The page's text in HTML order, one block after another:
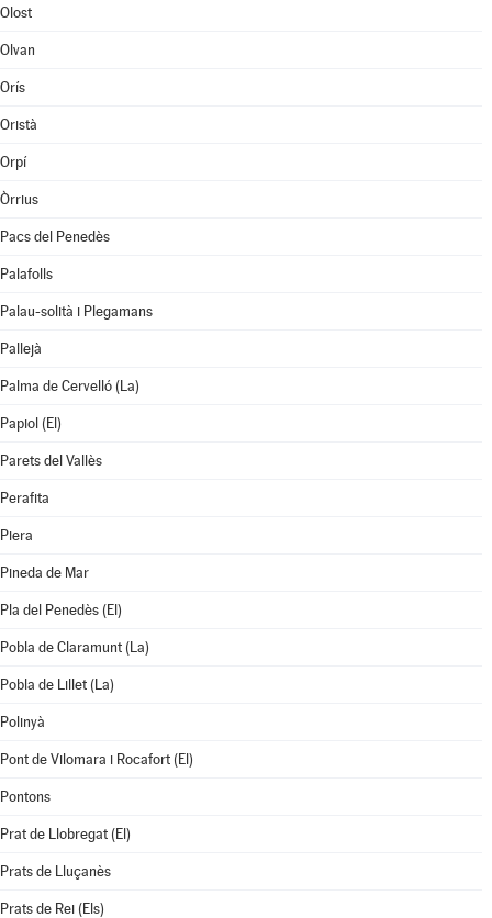
Olost
Olvan
Orís
Oristà
Orpí
Òrrius
Pacs del Penedès
Palafolls
Palau-solità i Plegamans
Pallejà
Palma de Cervelló (La)
Papiol (El)
Parets del Vallès
Perafita
Piera
Pineda de Mar
Pla del Penedès (El)
Pobla de Claramunt (La)
Pobla de Lillet (La)
Polinyà
Pont de Vilomara i Rocafort (El)
Pontons
Prat de Llobregat (El)
Prats de Lluçanès
Prats de Rei (Els)